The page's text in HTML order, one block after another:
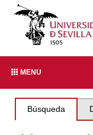
MENU
Búsqueda